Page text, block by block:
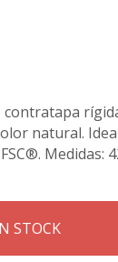
natural.
Medidas:
STOCK